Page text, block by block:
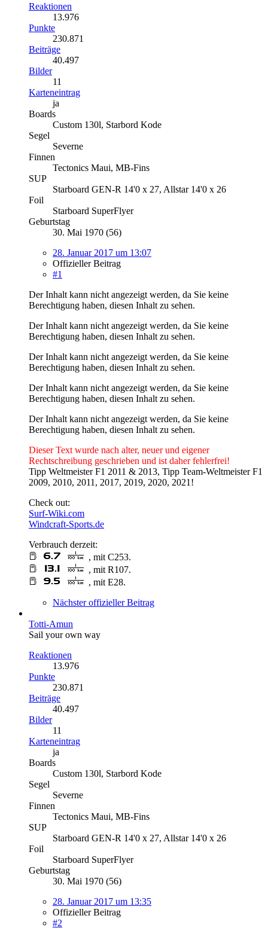
Reaktionen
13.976
Punkte
230.871
Beiträge
40.497
Bilder
11
Karteneintrag
ja
Boards
Custom 130l, Starbord Kode
Segel
Severne
Finnen
Tectonics Maui, MB-Fins
SUP
Starboard GEN-R 14'0 x 27, Allstar 14'0 x 26
Foil
Starboard SuperFlyer
Geburtstag
30. Mai 1970 (56)
28. Januar 2017 um 13:07
Offizieller Beitrag
#1
Der Inhalt kann nicht angezeigt werden, da Sie keine
Berechtigung haben, diesen Inhalt zu sehen.
Der Inhalt kann nicht angezeigt werden, da Sie keine
Berechtigung haben, diesen Inhalt zu sehen.
Der Inhalt kann nicht angezeigt werden, da Sie keine
Berechtigung haben, diesen Inhalt zu sehen.
Der Inhalt kann nicht angezeigt werden, da Sie keine
Berechtigung haben, diesen Inhalt zu sehen.
Der Inhalt kann nicht angezeigt werden, da Sie keine
Berechtigung haben, diesen Inhalt zu sehen.
Dieser Text wurde nach alter, neuer und eigener
Rechtschreibung geschrieben und ist daher fehlerfrei!
Tipp Weltmeister F1 2011 & 2013, Tipp Team-Weltmeister F1
2009, 2010, 2011, 2017, 2019, 2020, 2021!
Check out:
Surf-Wiki.com
Windcraft-Sports.de
Verbrauch derzeit:
, mit C253.
, mit R107.
, mit E28.
Nächster offizieller Beitrag
Totti-Amun
Sail your own way
Reaktionen
13.976
Punkte
230.871
Beiträge
40.497
Bilder
11
Karteneintrag
ja
Boards
Custom 130l, Starbord Kode
Segel
Severne
Finnen
Tectonics Maui, MB-Fins
SUP
Starboard GEN-R 14'0 x 27, Allstar 14'0 x 26
Foil
Starboard SuperFlyer
Geburtstag
30. Mai 1970 (56)
28. Januar 2017 um 13:35
Offizieller Beitrag
#2